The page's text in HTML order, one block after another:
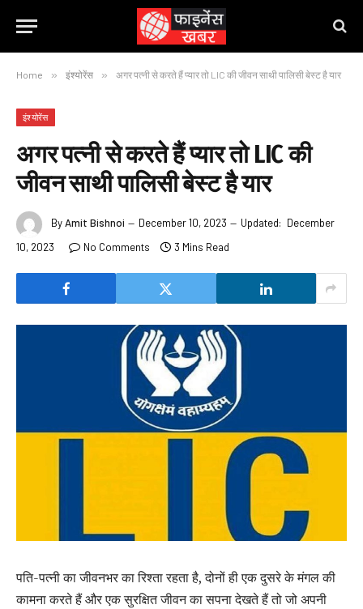
Home » इंश्योरेंस » अगर पत्नी से करते हैं प्यार तो LIC की जीवन साथी पालिसी बेस्ट है यार
इंश्योरेंस
अगर पत्नी से करते हैं प्यार तो LIC की
जीवन साथी पालिसी बेस्ट है यार
ByAmit Bishnoi December 10, 2023 Updated: December
10, 2023
No Comments 3 Mins Read
पति-पत्नी का जीवनभर का रिश्ता रहता है, दोनों ही एक दुसरे के मंगल की
कामना करते हैं और एक सुरक्षित जीवन का सपना देखते हैं तो जो अपनी